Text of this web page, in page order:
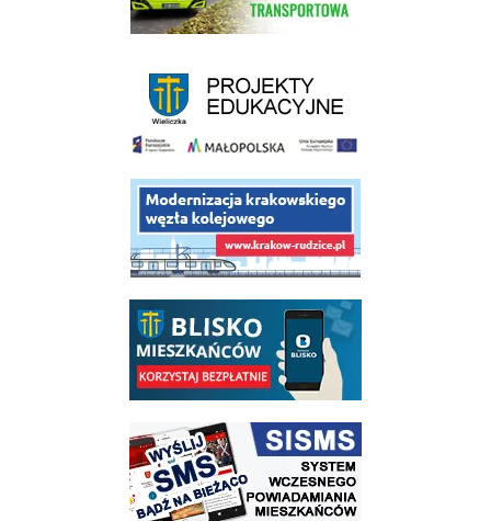
link do opisu projektu budowy linii kolejowej Krakow Rudzice
link do opisu aplikacji - BLISKO, Gmina Wieliczka w aplikacji Blisko
link do strony systemu wczesnego ostrzegania mieszkańców SISMS